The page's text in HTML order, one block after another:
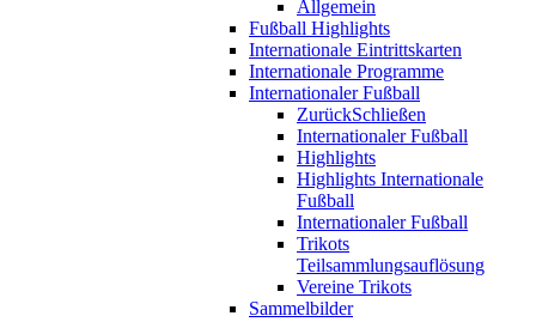
Allgemein
Fußball Highlights
Internationale Eintrittskarten
Internationale Programme
Internationaler Fußball
ZurückSchließen
Internationaler Fußball
Highlights
Highlights Internationale
Fußball
Internationaler Fußball
Trikots
Teilsammlungsauflösung
Vereine Trikots
Sammelbilder